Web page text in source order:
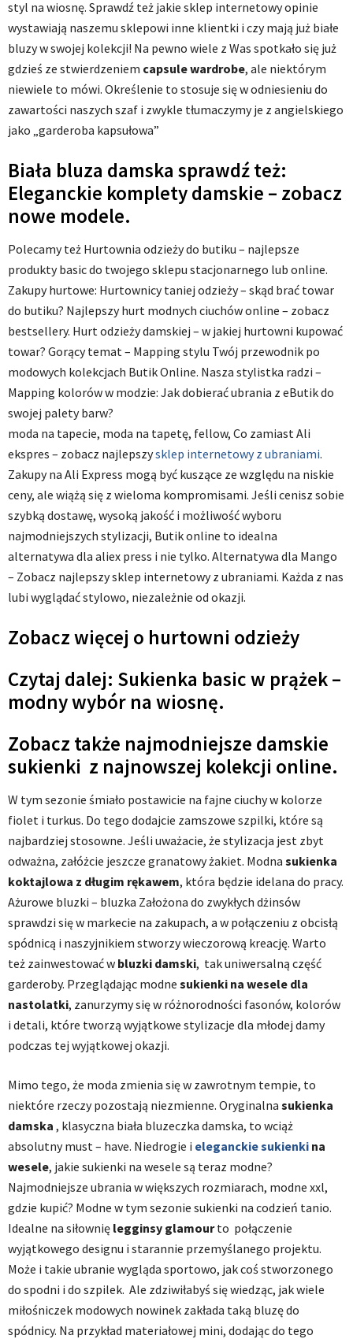
styl na wiosnę. Sprawdź też jakie sklep internetowy opinie
wystawiają naszemu sklepowi inne klientki i czy mają już białe
bluzy w swojej kolekcji! Na pewno wiele z Was spotkało się już
gdzieś ze stwierdzeniem capsule wardrobe, ale niektórym
niewiele to mówi. Określenie to stosuje się w odniesieniu do
zawartości naszych szaf i zwykle tłumaczymy je z angielskiego
jako „garderoba kapsułowa”
Biała bluza damska sprawdź też:
Eleganckie komplety damskie – zobacz
nowe modele.
Polecamy też Hurtownia odzieży do butiku – najlepsze
produkty basic do twojego sklepu stacjonarnego lub online.
Zakupy hurtowe: Hurtownicy taniej odzieży – skąd brać towar
do butiku? Najlepszy hurt modnych ciuchów online – zobacz
bestsellery. Hurt odzieży damskiej – w jakiej hurtowni kupować
towar? Gorący temat – Mapping stylu Twój przewodnik po
modowych kolekcjach Butik Online. Nasza stylistka radzi –
Mapping kolorów w modzie: Jak dobierać ubrania z eButik do
swojej palety barw?
moda na tapecie, moda na tapetę, fellow, Co zamiast Ali
ekspres – zobacz najlepszysklep internetowy z ubraniami.
Zakupy na Ali Express mogą być kuszące ze względu na niskie
ceny, ale wiążą się z wieloma kompromisami. Jeśli cenisz sobie
szybką dostawę, wysoką jakość i możliwość wyboru
najmodniejszych stylizacji, Butik online to idealna
alternatywa dla aliex press i nie tylko. Alternatywa dla Mango
– Zobacz najlepszy sklep internetowy z ubraniami. Każda z nas
lubi wyglądać stylowo, niezależnie od okazji.
Zobacz więcej o hurtowni odzieży
Czytaj dalej: Sukienka basic w prążek –
modny wybór na wiosnę.
Zobacz także najmodniejsze damskie
sukienki z najnowszej kolekcji online.
W tym sezonie śmiało postawicie na fajne ciuchy w kolorze
fiolet i turkus. Do tego dodajcie zamszowe szpilki, które są
najbardziej stosowne. Jeśli uważacie, że stylizacja jest zbyt
odważna, załóżcie jeszcze granatowy żakiet. Modna sukienka
koktajlowa z długim rękawem, która będzie idelana do pracy.
Ażurowe bluzki – bluzka Założona do zwykłych dżinsów
sprawdzi się w markecie na zakupach, a w połączeniu z obcisłą
spódnicą i naszyjnikiem stworzy wieczorową kreację. Warto
też zainwestować w bluzki damski, tak uniwersalną część
garderoby. Przeglądając modne sukienki na wesele dla
nastolatki, zanurzymy się w różnorodności fasonów, kolorów
i detali, które tworzą wyjątkowe stylizacje dla młodej damy
podczas tej wyjątkowej okazji.
Mimo tego, że moda zmienia się w zawrotnym tempie, to
niektóre rzeczy pozostają niezmienne. Oryginalna sukienka
damska , klasyczna biała bluzeczka damska, to wciąż
absolutny must – have. Niedrogie i eleganckie sukienki na
wesele, jakie sukienki na wesele są teraz modne?
Najmodniejsze ubrania w większych rozmiarach, modne xxl,
gdzie kupić? Modne w tym sezonie sukienki na codzień tanio.
Idealne na siłownię legginsy glamourto połączenie
wyjątkowego designu i starannie przemyślanego projektu.
Może i takie ubranie wygląda sportowo, jak coś stworzonego
do spodni i do szpilek. Ale zdziwiłabyś się wiedząc, jak wiele
miłośniczek modowych nowinek zakłada taką bluzę do
spódnicy. Na przykład materiałowej mini, dodając do tego